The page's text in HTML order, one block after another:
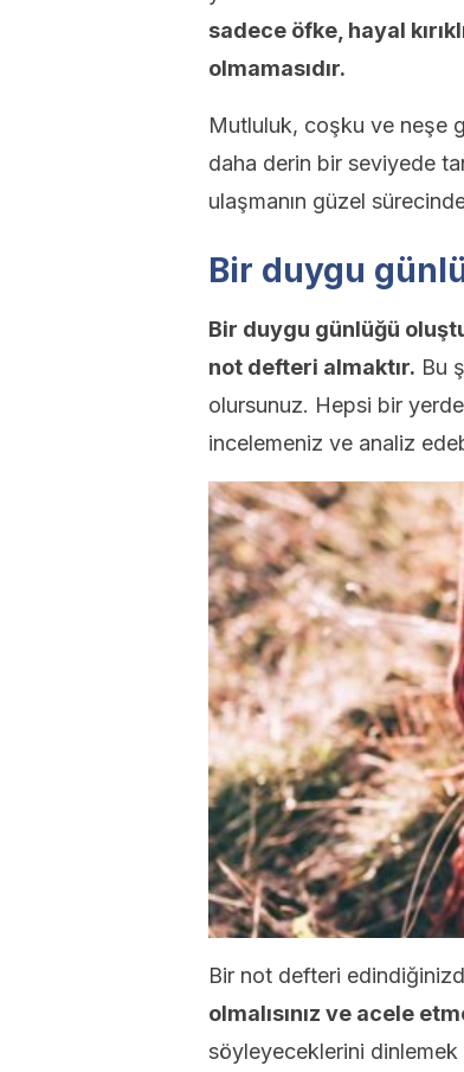
sadece öfke, hayal
olmamasıdır.
Mutluluk, coşku ve neşe
daha derin bir seviyede
ulaşmanın güzel
Bir duygu
Bir duygu günlüğü
not defteri almaktır. Bu
olursunuz. Hepsi bir
incelemeniz ve analiz
Bir not defteri
olmalısınız ve acele
söyleyeceklerini dinlemek